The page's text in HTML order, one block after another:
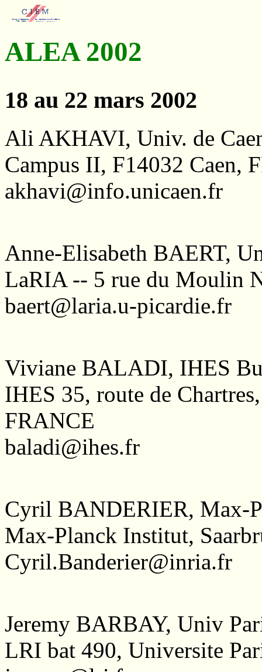
ALEA 2002
18 au 22 mars 2002
Ali AKHAVI, Univ. de
Campus II, F14032 Caen,
akhavi@info.unicaen.fr
Anne-Elisabeth BAERT,
LaRIA -- 5 rue du Moulin
baert@laria.u-picardie.fr
Viviane BALADI, IHES
IHES 35, route de
FRANCE
baladi@ihes.fr
Cyril BANDERIER, Max-
Max-Planck Institut,
Cyril.Banderier@inria.fr
Jeremy BARBAY, Univ
LRI bat 490, Universite